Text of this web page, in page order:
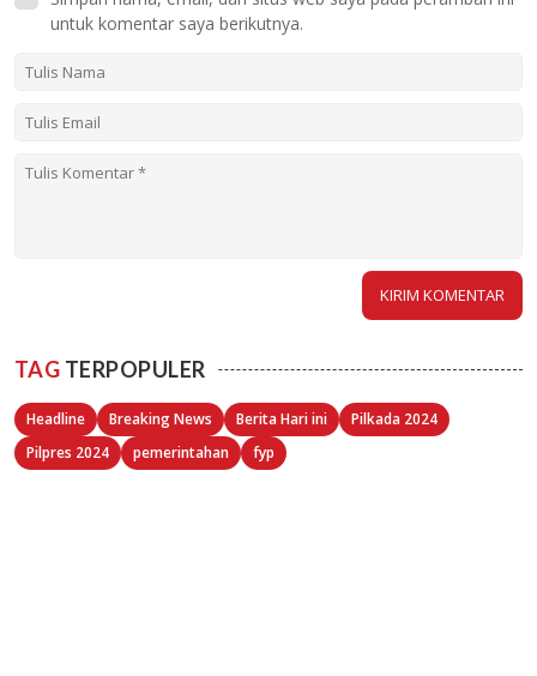
untuk komentar saya berikutnya.
TAG TERPOPULER
Headline Breaking News Berita Hari ini
Pilkada 2024
Pilpres 2024
pemerintahan fyp